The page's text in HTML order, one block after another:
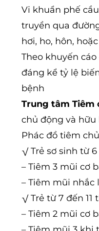
Vi khuẩn phế
truyền qua
hơi, ho, hôn,
Theo khuyến
đáng kể tỷ lệ
bệnh
Trung tâm Tiêm
chủ động và hữu
Phác đồ tiêm
√ Trẻ sơ sinh từ
– Tiêm 3 mũi cơ
– Tiêm mũi nhắc
√ Trẻ từ 7 đến 11
– Tiêm 2 mũi cơ